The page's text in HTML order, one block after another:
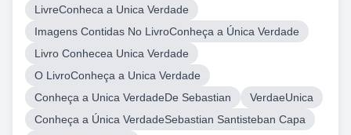
LivreConheca a Unica Verdade
Imagens Contidas No LivroConheça a Única Verdade
Livro Conhecea Unica Verdade
O LivroConheça a Unica Verdade
Conheça a Unica VerdadeDe Sebastian
VerdaeUnica
Conheça a Única VerdadeSebastian Santisteban Capa